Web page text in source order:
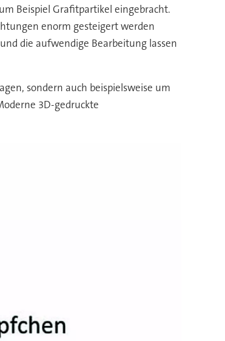
Beispiel Grafitpartikel eingebracht.
enorm gesteigert werden
die aufwendige Bearbeitung lassen
sondern auch beispielsweise um
3D-gedruckte